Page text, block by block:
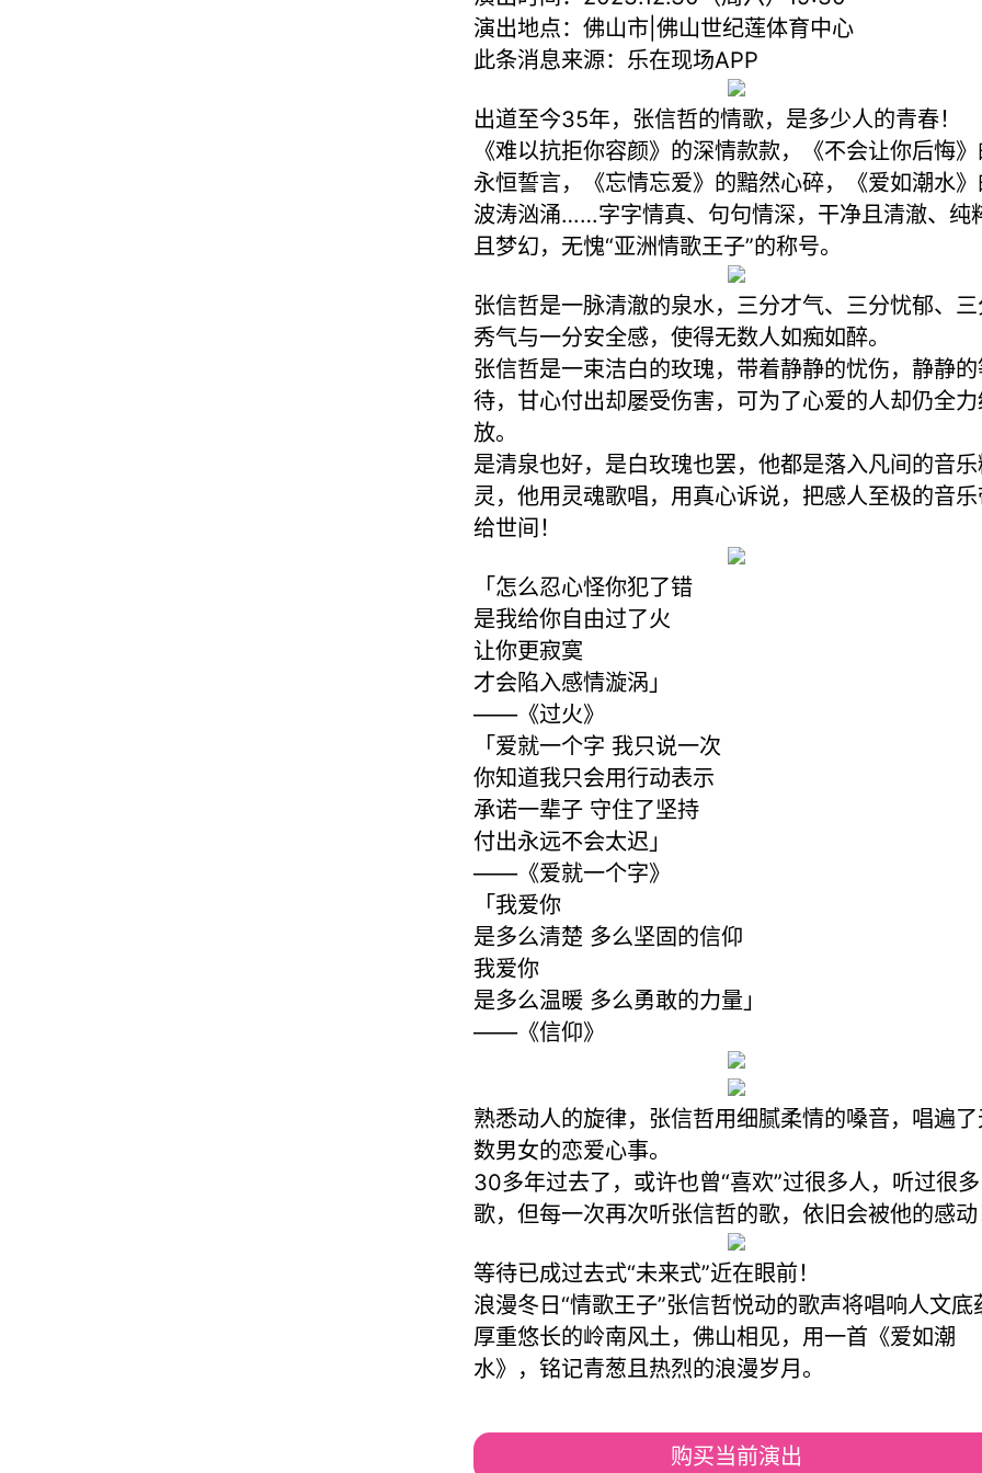
演出地点：佛山市|佛山世纪莲体育中心
此条消息来源：乐在现场APP
出道至今35年，张信哲的情歌，是多少人的青春！
《难以抗拒你容颜》的深情款款，《不会让你后悔
永恒誓言，《忘情忘爱》的黯然心碎，《爱如潮水
波涛汹涌……字字情真、句句情深，干净且清澈、纯
且梦幻，无愧“亚洲情歌王子”的称号。
张信哲是一脉清澈的泉水，三分才气、三分忧郁、
秀气与一分安全感，使得无数人如痴如醉。
张信哲是一束洁白的玫瑰，带着静静的忧伤，静静
待，甘心付出却屡受伤害，可为了心爱的人却仍全
放。
是清泉也好，是白玫瑰也罢，他都是落入凡间的音
灵，他用灵魂歌唱，用真心诉说，把感人至极的音
给世间！
「怎么忍心怪你犯了错
是我给你自由过了火
让你更寂寞
才会陷入感情漩涡」
——《过火》
「爱就一个字 我只说一次
你知道我只会用行动表示
承诺一辈子 守住了坚持
付出永远不会太迟」
——《爱就一个字》
「我爱你
是多么清楚 多么坚固的信仰
我爱你
是多么温暖 多么勇敢的力量」
——《信仰》
熟悉动人的旋律，张信哲用细腻柔情的嗓音，唱遍
数男女的恋爱心事。
30多年过去了，或许也曾“喜欢”过很多人，听过很多
歌，但每一次再次听张信哲的歌，依旧会被他的感
等待已成过去式“未来式”近在眼前！
浪漫冬日“情歌王子”张信哲悦动的歌声将唱响人文底
厚重悠长的岭南风土，佛山相见，用一首《爱如潮
水》，铭记青葱且热烈的浪漫岁月。
购买当前演出